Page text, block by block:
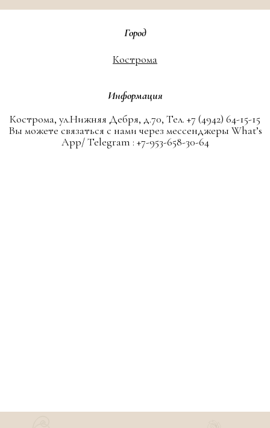
Город
Кострома
Информация
Кострома, ул.Нижняя Дебря, д.70, Тел. +7 (4942) 64-15-15
Вы можете связаться с нами через мессенджеры What’s
App/ Telegram : +7-953-658-30-64